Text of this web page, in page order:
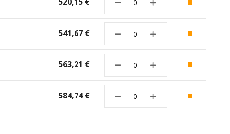
541,67 €
563,21 €
584,74 €